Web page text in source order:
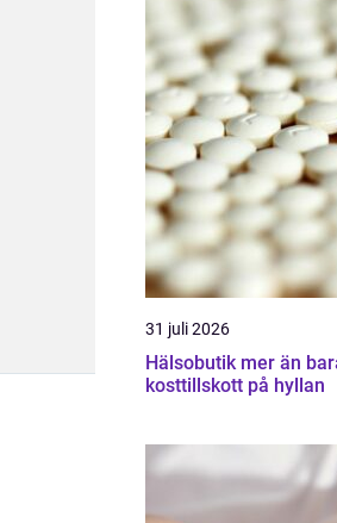
31 juli 2026
Hälsobutik mer än bara
kosttillskott på hyllan